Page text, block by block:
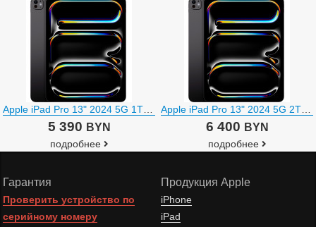
Apple iPad Pro 13" 2024 5G 1TB (черный космос)
5 390 BYN
подробнее
Apple iPad Pro 13" 2024 5G 2TB (черный космос)
6 400 BYN
подробнее
Гарантия
Проверить устройство по
серийному номеру
Продукция Apple
iPhone
iPad